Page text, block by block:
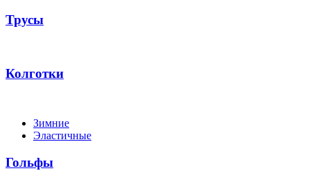
Трусы
Колготки
Зимние
Эластичные
Гольфы